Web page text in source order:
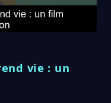
vie : un